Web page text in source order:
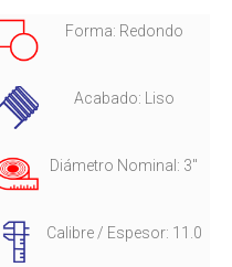
Forma: Redondo
Acabado: Liso
Diámetro Nominal: 3"
Calibre / Espesor: 11.0